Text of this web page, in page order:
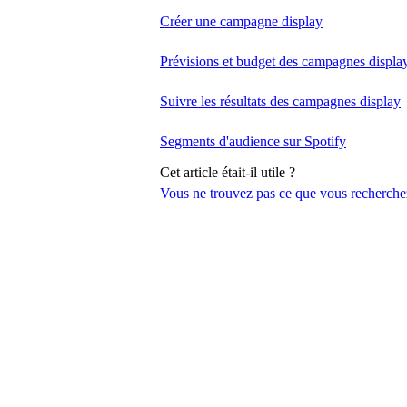
Vous ne trouvez pas ce que vous
Créer une campagne display
Prévisions et budget des campagnes
Suivre les résultats des campagnes display
Segments d'audience sur Spotify
Cet article était-il utile ?